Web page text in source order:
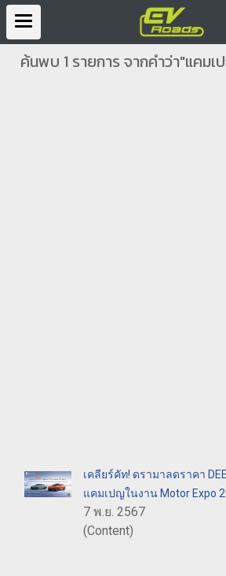
ค้นพบ 1 รายการ จากคำว่า"แคม
เคลียร์คัท! ดรามาลดราคา
แคมเปญในงาน Motor Expo
7 พ.ย. 2567
(Content)